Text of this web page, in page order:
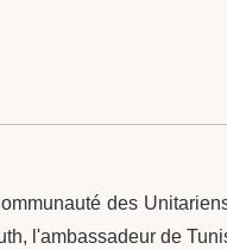
des
l'ambassadeur de